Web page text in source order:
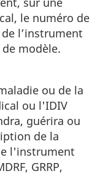
le numéro de
l’instrument
modèle.
ou de la
ou l'IDIV
guérira ou
de la
l'instrument
GRRP,